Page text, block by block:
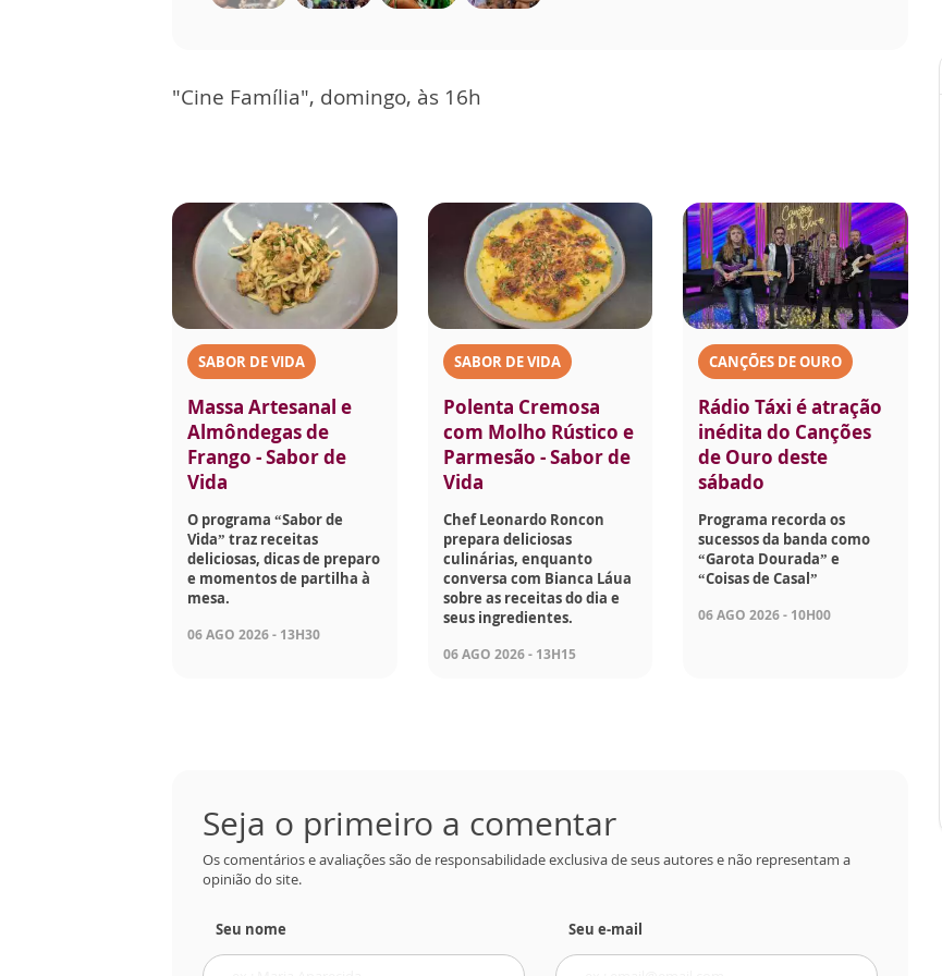
"Cine Família", domingo, às 16h
SABOR DE VIDA
Massa Artesanal e
Almôndegas de
Frango - Sabor de
Vida
O programa “Sabor de
Vida” traz receitas
deliciosas, dicas de preparo
e momentos de partilha à
mesa.
06 AGO 2026 - 13H30
SABOR DE VIDA
Polenta Cremosa
com Molho Rústico e
Parmesão - Sabor de
Vida
Chef Leonardo Roncon
prepara deliciosas
culinárias, enquanto
conversa com Bianca Láua
sobre as receitas do dia e
seus ingredientes.
06 AGO 2026 - 13H15
CANÇÕES DE OURO
Rádio Táxi é atração
inédita do Canções
de Ouro deste
sábado
Programa recorda os
sucessos da banda como
“Garota Dourada” e
“Coisas de Casal”
06 AGO 2026 - 10H00
Seja o primeiro a comentar
Os comentários e avaliações são de responsabilidade exclusiva de seus autores e não representam a
opinião do site.
Seu nome Seu e-mail